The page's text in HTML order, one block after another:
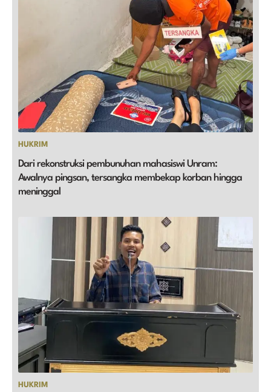
HUKRIM
Dari rekonstruksi pembunuhan mahasiswi Unram:
Awalnya pingsan, tersangka membekap korban hingga
meninggal
HUKRIM